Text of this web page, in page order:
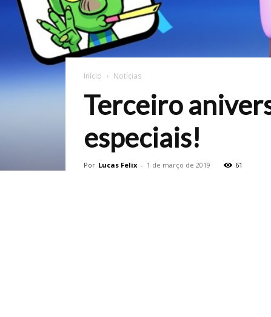
Início Notícias
Terceiro
especiais!
Por Lucas Felix - 1 de março de 2019 61